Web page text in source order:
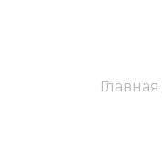
Главная